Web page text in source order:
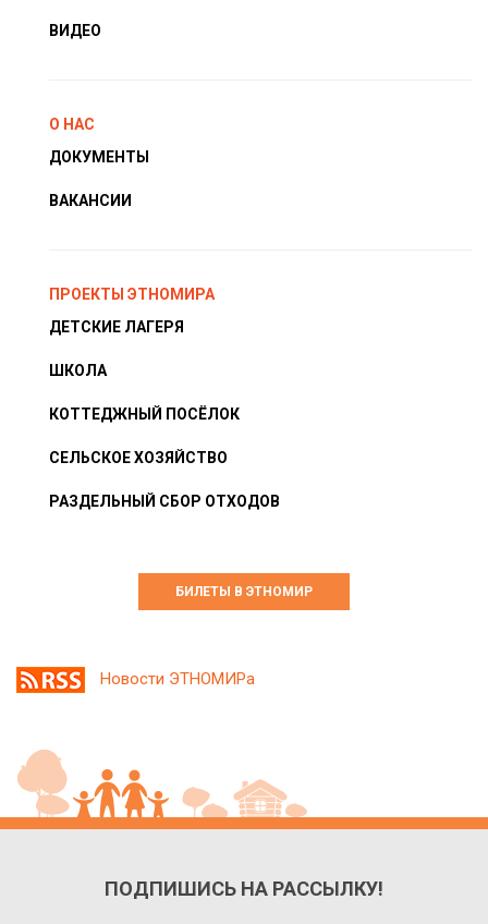
ВИДЕО
О НАС
ДОКУМЕНТЫ
ВАКАНСИИ
ПРОЕКТЫ ЭТНОМИРА
ДЕТСКИЕ ЛАГЕРЯ
ШКОЛА
КОТТЕДЖНЫЙ ПОСЁЛОК
СЕЛЬСКОЕ ХОЗЯЙСТВО
РАЗДЕЛЬНЫЙ СБОР ОТХОДОВ
БИЛЕТЫ В ЭТНОМИР
Новости ЭТНОМИРа
ПОДПИШИСЬ НА РАССЫЛКУ!